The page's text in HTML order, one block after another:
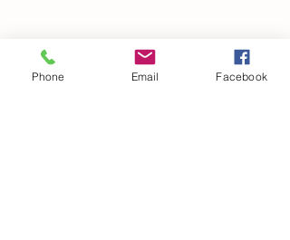
Phone Email Facebook